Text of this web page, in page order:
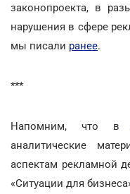
законопроекта, в
нарушения в сфере
мы писали ранее.
***
Напомним, что в
аналитические
аспектам рекламной
«Ситуации для